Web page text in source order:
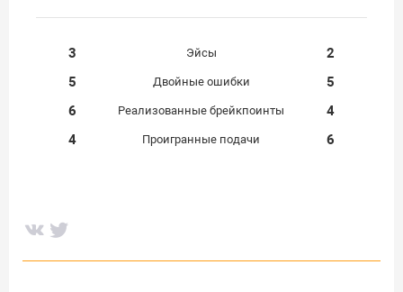
3 Эйсы
2
5
Двойные ошибки
5
6
Реализованные брейкпоинты
4
4
Проигранные подачи 6